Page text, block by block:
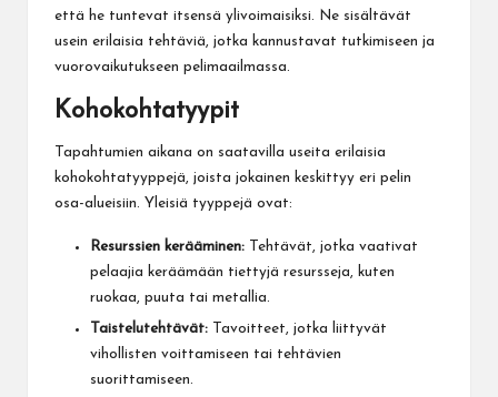
että he tuntevat itsensä ylivoimaisiksi. Ne sisältävät
usein erilaisia tehtäviä, jotka kannustavat tutkimiseen ja
vuorovaikutukseen pelimaailmassa.
Kohokohtatyypit
Tapahtumien aikana on saatavilla useita erilaisia
kohokohtatyyppejä, joista jokainen keskittyy eri pelin
osa-alueisiin. Yleisiä tyyppejä ovat:
Resurssien kerääminen: Tehtävät, jotka vaativat
pelaajia keräämään tiettyjä resursseja, kuten
ruokaa, puuta tai metallia.
Taistelutehtävät: Tavoitteet, jotka liittyvät
vihollisten voittamiseen tai tehtävien
suorittamiseen.